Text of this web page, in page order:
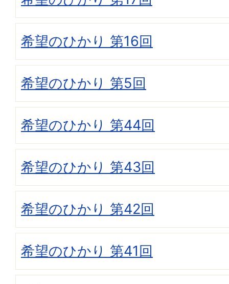
希望のひかり 第16回
希望のひかり 第5回
希望のひかり 第44回
希望のひかり 第43回
希望のひかり 第42回
希望のひかり 第41回